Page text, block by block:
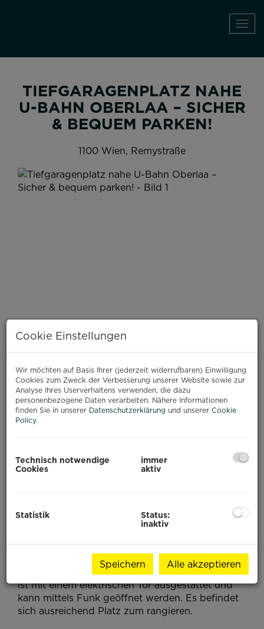
TIEFGARAGENPLATZ NAHE
U-BAHN OBERLAA – SICHER
& BEQUEM PARKEN!
1100 Wien, Remystraße
BESCHREIBUNG
sich aktuell ein freier Tiefgaragenplatz - Ihr
Fahrzeug in trockener und sicherer
Die Wohnhausanlage welche aus nur 9 Einheiten
besteht, stammt aus dem Jahr 2019. Die Garage
ist mit einem elektrischen Tor ausgestattet und
kann mittels Funk geöffnet werden. Es befindet
sich ausreichend Platz zum rangieren.
Cookie Einstellungen
Wir möchten auf Basis Ihrer (jederzeit widerrufbaren) Einwilligung
Cookies zum Zweck der Verbesserung unserer Website sowie zur
Analyse Ihres Userverhaltens verwenden, die dazu
personenbezogene Daten verarbeiten. Nähere Informationen
finden Sie in unserer Datenschutzerklärung und unserer Cookie
Policy.
Technisch notwendige
Cookies
immer
aktiv
Statistik Status:
inaktiv
Speichern Alle akzeptieren